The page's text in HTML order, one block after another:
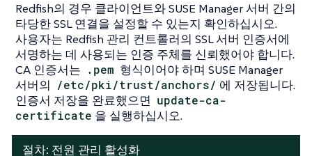
Redfish의 경우 클라이언트와 SUSE Manager 서버 간의
타당한 SSL 연결을 설정할 수 있는지 확인하십시오.
사용자는 Redfish 관리 컨트롤러의 SSL 서버 인증서에
서명하는 데 사용되는 인증 주체를 신뢰했어야 합니다.
CA 인증서는 .pem 형식이어야 하며 SUSE Manager
서버의 /etc/pki/trust/anchors/ 에 저장됩니다.
인증서 저장을 완료했으면 update-ca-
certificate 을 실행하십시오.
절차: 전원 관리 활성화